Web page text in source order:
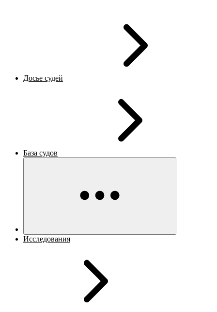
Досье судей
База судов
Исследования